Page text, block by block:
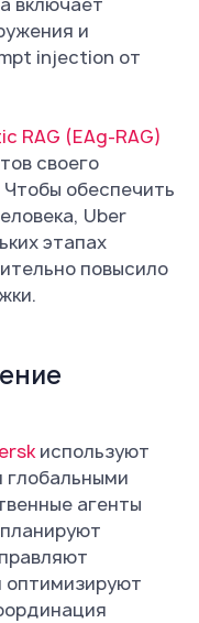
и
injection от
RAG (EAg-RAG)
своего
обеспечить
Uber
этапах
повысило
используют
глобальными
агенты
оптимизируют